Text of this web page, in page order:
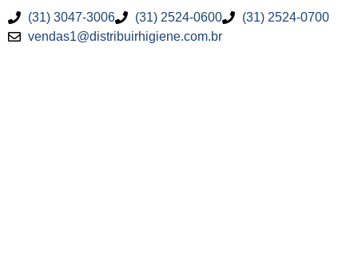
(31) 3047-3006 (31) 2524-0600
(31) 2524-0700
vendas1@distribuirhigiene.com.br